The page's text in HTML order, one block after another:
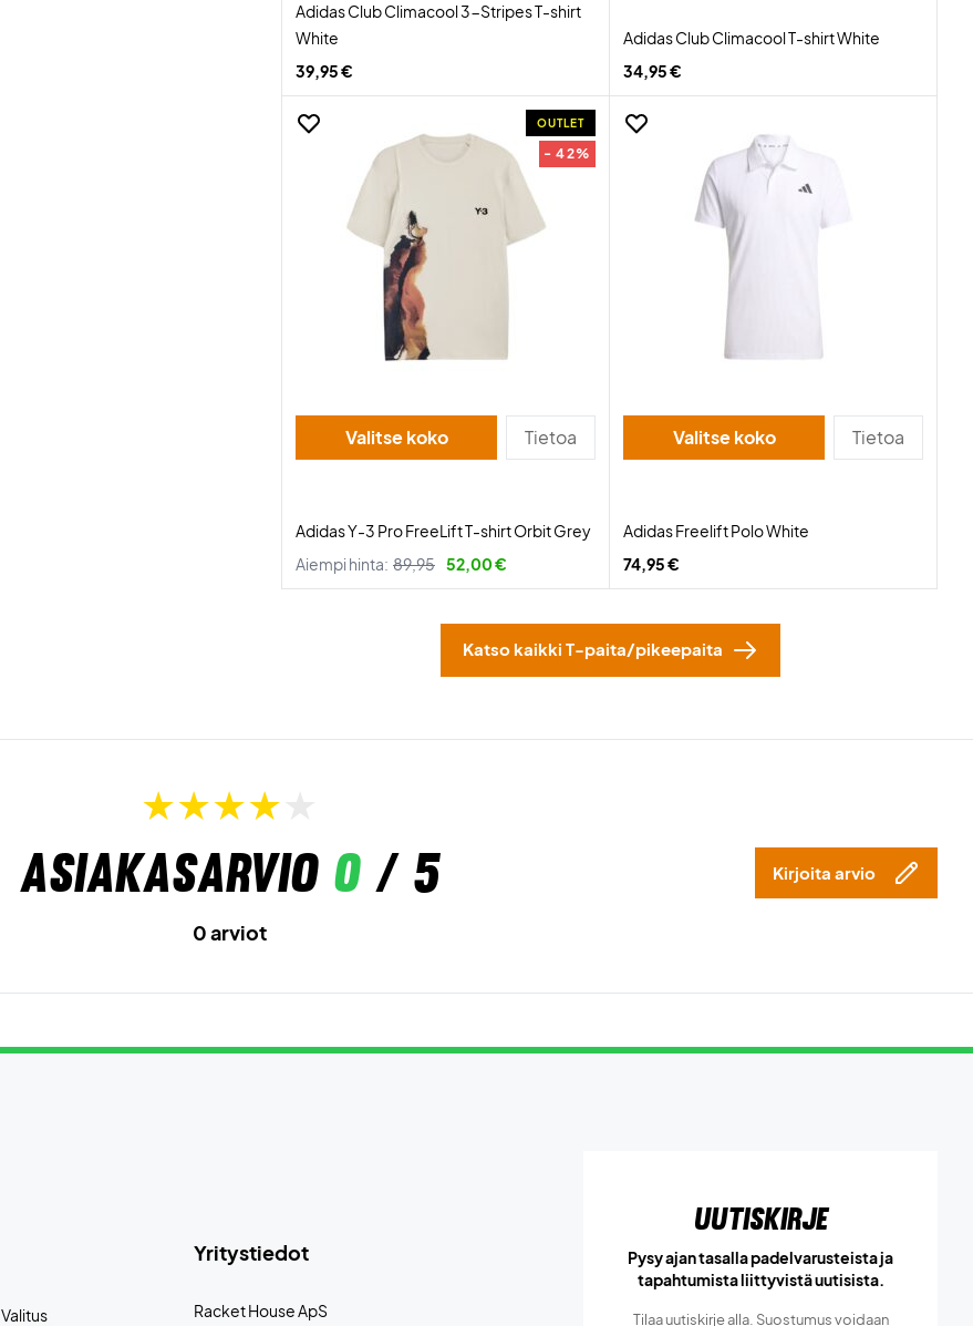
Adidas Club Climacool 3-Stripes T-shirt
White
39,95 €
Adidas Club Climacool T-shirt White
34,95 €
OUTLET
- 42%
Valitse koko Tietoa
Adidas Y-3 Pro FreeLift T-shirt Orbit Grey
Aiempi hinta: 89,95 52,00 €
Valitse koko Tietoa
Adidas Freelift Polo White
74,95 €
Katso kaikki T-paita/pikeepaita
Asiakasarvio 0/ 5 Kirjoita arvio
0 arviot
Yritystiedot
Racket House ApS
Valitus
Uutiskirje
Pysy ajan tasalla padelvarusteista ja
tapahtumista liittyvistä uutisista.
Tilaa uutiskirje alla. Suostumus voidaan